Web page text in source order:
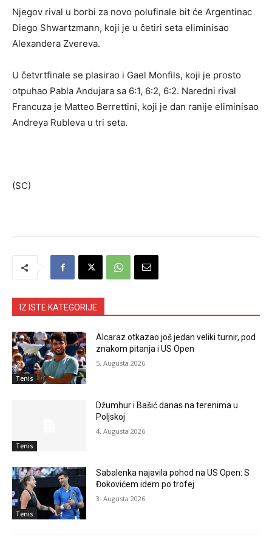
Njegov rival u borbi za novo polufinale bit će Argentinac
Diego Shwartzmann, koji je u četiri seta eliminisao
Alexandera Zvereva.
U četvrtfinale se plasirao i Gael Monfils, koji je prosto
otpuhao Pabla Andujara sa 6:1, 6:2, 6:2. Naredni rival
Francuza je Matteo Berrettini, koji je dan ranije eliminisao
Andreya Rubleva u tri seta.
(SC)
IZ ISTE KATEGORIJE
Tenis
Alcaraz otkazao još jedan veliki turnir, pod
znakom pitanja i US Open
5. Augusta 2026.
Tenis
Džumhur i Bašić danas na terenima u
Poljskoj
4. Augusta 2026.
Tenis
Sabalenka najavila pohod na US Open: S
Đokovićem idem po trofej
3. Augusta 2026.